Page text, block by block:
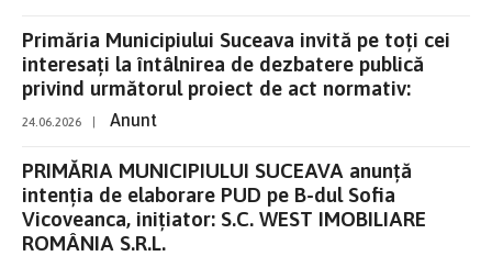
Primăria Municipiului Suceava invită pe toți cei
interesați la întâlnirea de dezbatere publică
privind următorul proiect de act normativ:
24.06.2026 Anunt
PRIMĂRIA MUNICIPIULUI SUCEAVA anunţă
intenţia de elaborare PUD pe B-dul Sofia
Vicoveanca, inițiator: S.C. WEST IMOBILIARE
ROMÂNIA S.R.L.